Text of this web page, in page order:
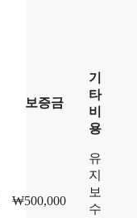
보증금
기
타
비
용
₩500,000
유
지
보
수